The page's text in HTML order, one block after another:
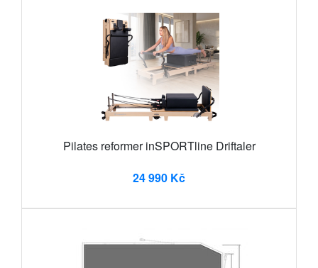
Pilates reformer inSPORTline Driftaler
24 990 Kč